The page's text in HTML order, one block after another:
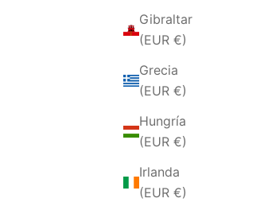
Gibraltar
(EUR €)
Grecia
(EUR €)
Hungría
(EUR €)
Irlanda
(EUR €)